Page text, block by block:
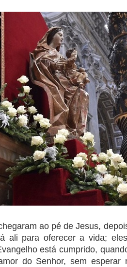
ao pé de Jesus,
ali para oferecer a vida;
está cumprido,
do Senhor, sem